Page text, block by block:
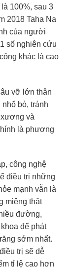
100%, sau 3
2018 Taha Na
của người
số nghiên cứu
khác là cao
vỡ lớn thân
bỏ, tránh
và
là phương
công nghệ
điều trị những
mạnh vẫn là
miệng thật
đường,
để phát
sớm nhất.
trị sẽ dễ
tỉ lệ cao hơn